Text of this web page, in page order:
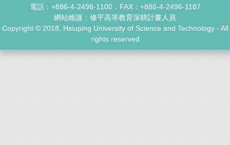
電話：+886-4-2496-1100．FAX：+886-4-2496-1187
網站維護：修平高等教育深耕計畫人員
Copyright © 2018, Hsiuping University of Science and Technology - All
rights reserved